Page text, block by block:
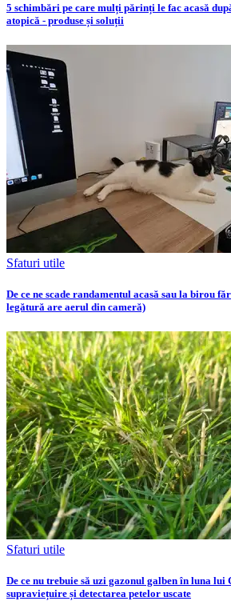
5 schimbări pe care mulți părinți le fac acasă
atopică - produse și soluții
Sfaturi utile
De ce ne scade randamentul acasă sau la birou
legătură are aerul din cameră)
Sfaturi utile
De ce nu trebuie să uzi gazonul galben în luna lui
supraviețuire și detectarea petelor uscate